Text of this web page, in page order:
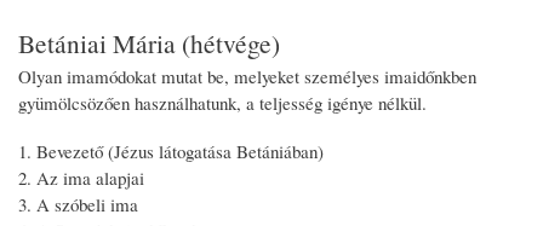
Betániai Mária (hétvége)
Olyan imamódokat mutat be, melyeket személyes imaidőnkben
gyümölcsözően használhatunk, a teljesség igénye nélkül.
Bevezető (Jézus látogatása Betániában)
Az ima alapjai
A szóbeli ima